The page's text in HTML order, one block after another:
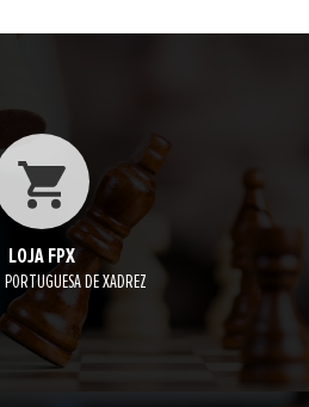
LOJA FPX
PORTUGUESA DE XADREZ